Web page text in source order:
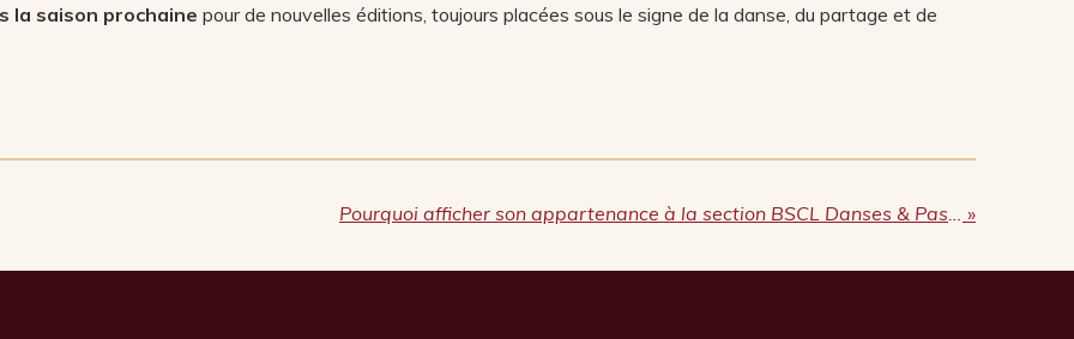
la saison prochaine pour de nouvelles éditions, toujours placées sous le signe de la danse, du partage et de
»